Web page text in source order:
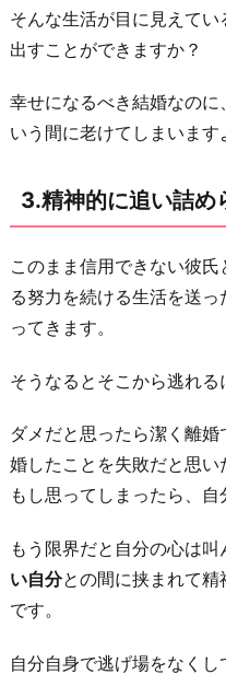
時
点
愛
で
な
い
か
ら
お
り
そんな生活が目に見えてい
出すことができますか？
幸せになるべき結婚なの
いう間に老けてしまいます
3.精神的に追い詰め
このまま信用できない彼
る努力を続ける生活を送っ
ってきます。
そうなるとそこから逃れる
ダメだと思ったら潔く離
婚したことを失敗だと思
もし思ってしまったら、自
もう限界だと自分の心は叫
い自分との間に挟まれて
です。
自分自身で逃げ場をなくし